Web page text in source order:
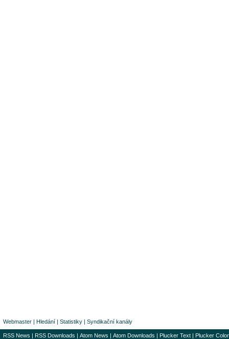
Webmaster | Hledání | Statistiky | Syndikační kanály
RSS News | RSS Downloads | Atom News | Atom Downloads | Plucker Text | Plucker Color